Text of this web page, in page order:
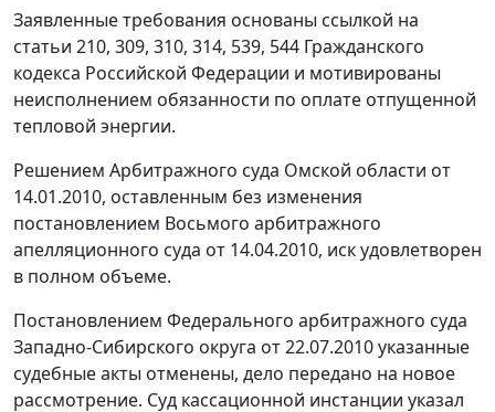
Заявленные требования основаны ссылкой на
статьи 210, 309, 310, 314, 539, 544 Гражданского
кодекса Российской Федерации и мотивированы
неисполнением обязанности по оплате отпущенной
тепловой энергии.
Решением Арбитражного суда Омской области от
14.01.2010, оставленным без изменения
постановлением Восьмого арбитражного
апелляционного суда от 14.04.2010, иск удовлетворен
в полном объеме.
Постановлением Федерального арбитражного суда
Западно-Сибирского округа от 22.07.2010 указанные
судебные акты отменены, дело передано на новое
рассмотрение. Суд кассационной инстанции указал